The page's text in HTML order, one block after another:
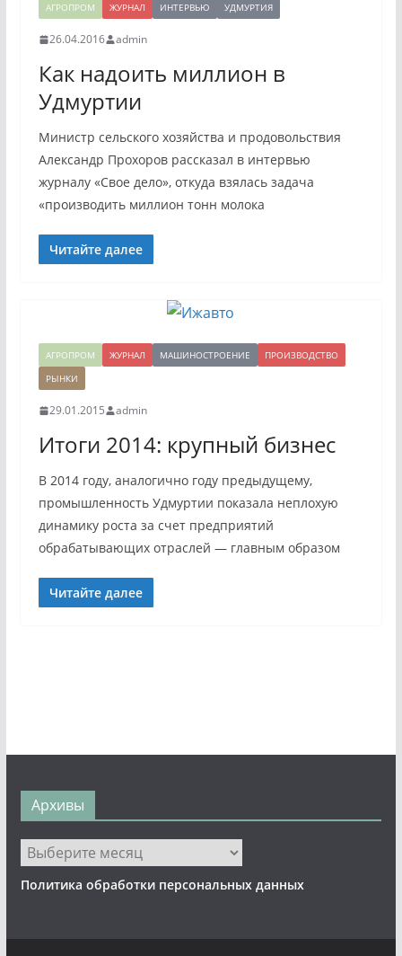
АГРОПРОМ ЖУРНАЛ ИНТЕРВЬЮ УДМУРТИЯ
26.04.2016 admin
Как надоить миллион в
Удмуртии
Министр сельского хозяйства и продовольствия
Александр Прохоров рассказал в интервью
журналу «Свое дело», откуда взялась задача
«производить миллион тонн молока
Читайте далее
АГРОПРОМ ЖУРНАЛ МАШИНОСТРОЕНИЕ
ПРОИЗВОДСТВО
РЫНКИ
29.01.2015 admin
Итоги 2014: крупный бизнес
В 2014 году, аналогично году предыдущему,
промышленность Удмуртии показала неплохую
динамику роста за счет предприятий
обрабатывающих отраслей — главным образом
Читайте далее
Архивы
Архивы
Политика обработки персональных данных